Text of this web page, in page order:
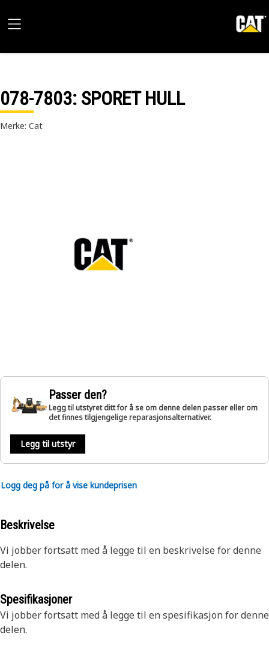
078-7803: SPORET HULL
Merke: Cat
Passer den?
Legg til utstyret ditt for å se om denne delen passer eller om
det finnes tilgjengelige reparasjonsalternativer.
Legg til utstyr
Logg deg på for å vise kundeprisen
Beskrivelse
Vi jobber fortsatt med å legge til en beskrivelse for denne
delen.
Spesifikasjoner
Vi jobber fortsatt med å legge til en spesifikasjon for denne
delen.